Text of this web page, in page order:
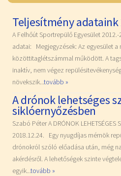
Teljesítmény adataink
A Felhőút Sportrepülő Egyesület
adatai: Megjegyzések: Az egyesület
közöttitaglétszámmal működött. A
inaktív, nem végez
növekszik...tovább »
A drónok lehetséges
siklóernyőzésben
Szabó Péter A DRÓNOK LEHETSÉGES
2018.12.24. Egy nyugdíjas mérnök
drónokról szóló előadása után, még
akérdésről. A lehetőségek szinte
egyik...tovább »